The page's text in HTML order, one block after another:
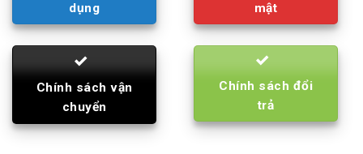
dụng
mật
Chính sách vận
chuyển
Chính sách đổi
trả